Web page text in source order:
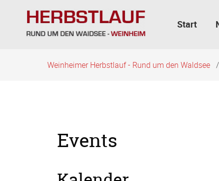
überspringen
Start
Weinheimer Herbstlauf - Rund um den Waldsee
Events